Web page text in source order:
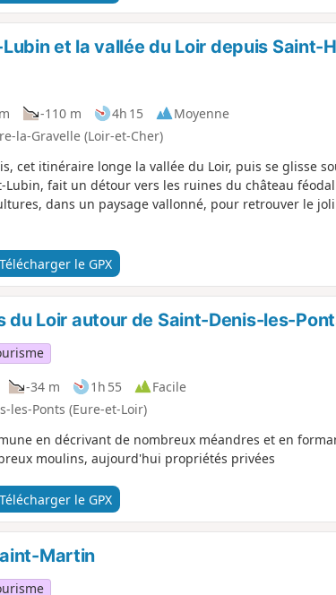
et la vallée du Loir depuis Saint-
-110 m 4h 15
Moyenne
la-Gravelle (Loir-et-Cher)
cet itinéraire longe la vallée du Loir, puis se glisse
Lubin, fait un détour vers les ruines du château
dans un paysage vallonné, pour retrouver le
Télécharger le GPX
du Loir autour de Saint-Denis-les-
-34 m 1h 55
Facile
les-Ponts (Eure-et-Loir)
en décrivant de nombreux méandres et en
moulins, aujourd'hui propriétés privées
Télécharger le GPX
Martin